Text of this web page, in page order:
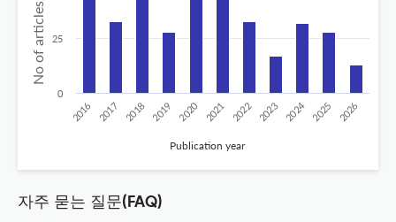
Publication year
2016 2017 2018 2019 2020 2021 2022 2023 2024 2025 2026
0
25
자주 묻는 질문(FAQ)